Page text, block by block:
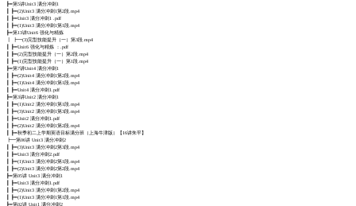
┣━第5讲Unit3 满分冲刺1
┃ ┣━(2)Unit3 满分冲刺1第2段.mp4
┃ ┣━Unit3 满分冲刺1 .pdf
┃ ┣━(1)Unit3 满分冲刺1第1段.mp4
┣━第13讲Unit6 强化与精炼
┃ ┣━(3)完型技能提升（一）第3段.mp4
┃ ┣━Unit6 强化与精炼 ：.pdf
┃ ┣━(2)完型技能提升（一）第2段.mp4
┃ ┣━(1)完型技能提升（一）第1段.mp4
┣━第7讲Unit4 满分冲刺1
┃ ┣━(2)Unit4 满分冲刺1第2段.mp4
┃ ┣━(1)Unit4 满分冲刺1第1段.mp4
┃ ┣━Unit4 满分冲刺1.pdf
┣━第3讲Unit2 满分冲刺1
┃ ┣━(1)Unit2 满分冲刺1第1段.mp4
┃ ┣━(3)Unit2 满分冲刺1第3段.mp4
┃ ┣━Unit2 满分冲刺1.pdf
┃ ┣━(2)Unit2 满分冲刺1第2段.mp4
┃ ┣━秋季初二上学期英语目标满分班（上海牛津版）【16讲朱平】
┣━第06讲 Unit3 满分冲刺2
┃ ┣━(3)Unit3 满分冲刺2第3段.mp4
┃ ┣━Unit3 满分冲刺2.pdf
┃ ┣━(1)Unit3 满分冲刺2第1段.mp4
┃ ┣━(2)Unit3 满分冲刺2第2段.mp4
┣━第05讲 Unit3 满分冲刺1
┃ ┣━Unit3 满分冲刺1.pdf
┃ ┣━(2)Unit3 满分冲刺1第2段.mp4
┃ ┣━(1)Unit3 满分冲刺1第1段.mp4
┣━第02讲 Unit1 满分冲刺2